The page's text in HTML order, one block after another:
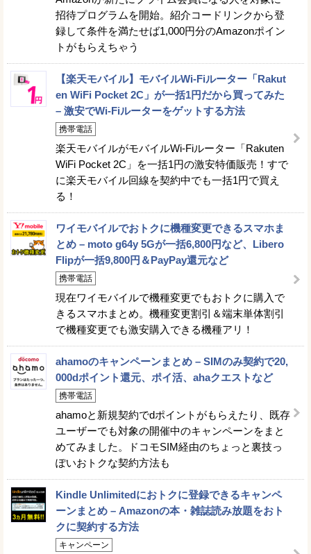
招待プログラムを開始。紹介コードリンクから登
録して条件を満たせば1,000円分のAmazonポイン
トがもらえちゃう
【楽天モバイル】モバイルWi-Fiルーター「Rakut
en WiFi Pocket 2C」が一括1円だから買ってみた
– 激安でWi-Fiルーターをゲットする方法
携帯電話
楽天モバイルがモバイルWi-Fiルーター「Rakuten
WiFi Pocket 2C」を一括1円の激安特価販売！すで
に楽天モバイル回線を契約中でも一括1円で買え
る！
ワイモバイルでおトクに機種変更できるスマホま
とめ – moto g64y 5Gが一括6,800円など、Libero
Flipが一括9,800円＆PayPay還元など
携帯電話
現在ワイモバイルで機種変更でもおトクに購入で
きるスマホまとめ。機種変更割引＆端末単体割引
で機種変更でも激安購入できる機種アリ！
ahamoのキャンペーンまとめ – SIMのみ契約で20,
000dポイント還元、ポイ活、ahaクエストなど
携帯電話
ahamoと新規契約でdポイントがもらえたり、既存
ユーザーでも対象の開催中のキャンペーンをまと
めてみました。ドコモSIM経由のちょっと裏技っ
ぽいおトクな契約方法も
Kindle Unlimitedにおトクに登録できるキャンペ
ーンまとめ – Amazonの本・雑誌読み放題をおト
クに契約する方法
キャンペーン